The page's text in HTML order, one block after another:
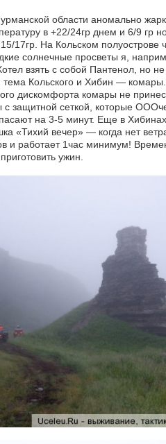
области аномально
в +22/24гр днем и 6/9 гр
17гр. На Кольском полуострове
солнечные просветы я,
взять с собой Пантенол, но
Кольского и Хибин — комары.
дискомфорта комары не
защитной сеткой, которые
на 3-5 минут. Еще в
«Тихий вечер» — когда нет
и работает 1час минимум!
ужин.